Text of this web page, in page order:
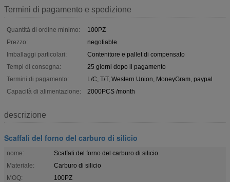
Termini di pagamento e spedizione
Quantità di ordine minimo:
100PZ
Prezzo:
negotiable
Imballaggi particolari:
Contenitore e pallet di compensato
Tempi di consegna:
25 giorni dopo il pagamento
Termini di pagamento:
L/C, T/T, Western Union, MoneyGram, paypal
Capacità di alimentazione:
2000PCS /month
descrizione
Scaffali del forno del carburo di silicio
nome:
Scaffali del forno del carburo di silicio
Materiale:
Carburo di silicio
MOQ:
100PZ